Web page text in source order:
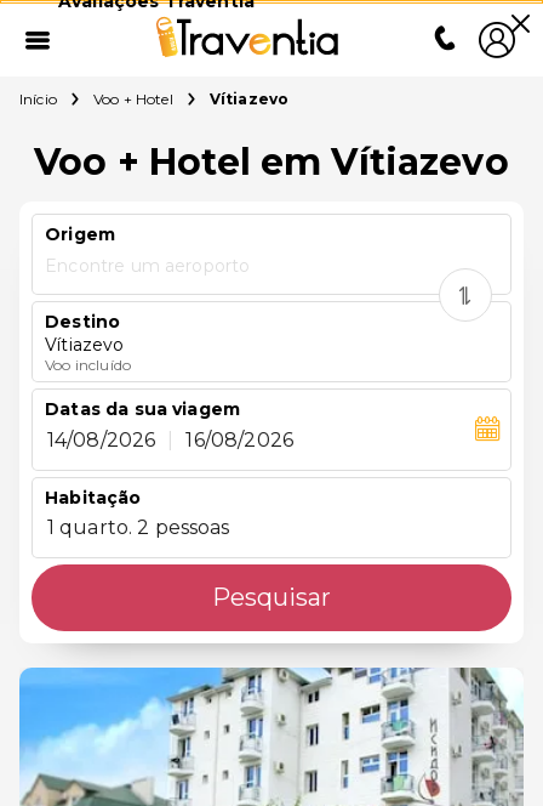
Início Voo + Hotel Vítiazevo
Voo + Hotel em Vítiazevo
Origem
Encontre um aeroporto
Destino
Vítiazevo
Voo incluído
Datas da sua viagem
14/08/2026 16/08/2026
Habitação
1 quarto. 2 pessoas
Pesquisar